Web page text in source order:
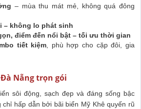
– mùa thu mát mẻ, không quá đông
– không lo phát sinh
điểm đến nổi bật – tối ưu thời gian
tiết kiệm, phù hợp cho cặp đôi, gia
Nẵng trọn gói
sôi động, sạch đẹp và đáng sống bậc
chỉ hấp dẫn bởi bãi biển Mỹ Khê quyến rũ